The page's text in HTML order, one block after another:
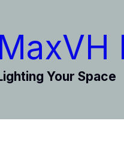
MaxVH
Your Space